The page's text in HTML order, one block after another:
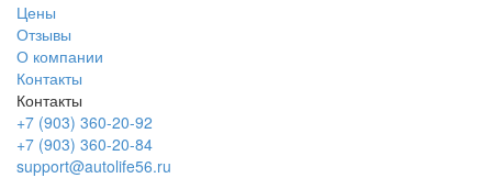
Цены
Отзывы
О компании
Контакты
Контакты
+7 (903) 360-20-92
+7 (903) 360-20-84
support@autolife56.ru